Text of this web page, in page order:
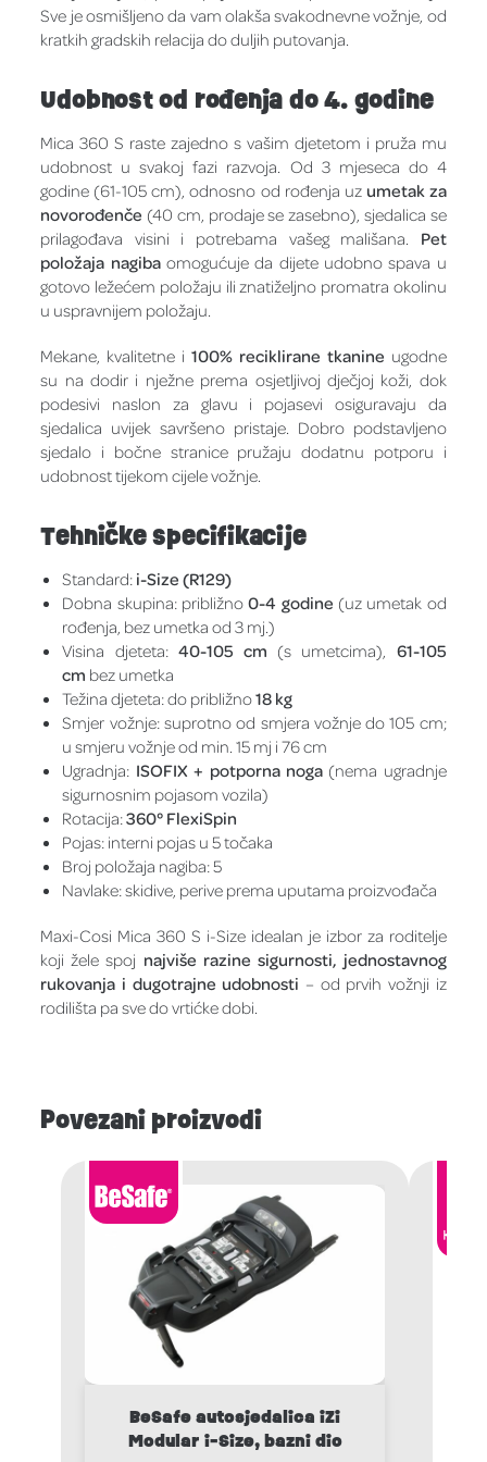
Sve je osmišljeno da vam olakša svakodnevne vožnje, od
kratkih gradskih relacija do duljih putovanja.
Udobnost od rođenja do 4. godine
Mica 360 S raste zajedno s vašim djetetom i pruža mu
udobnost u svakoj fazi razvoja. Od 3 mjeseca do 4
godine (61-105 cm), odnosno od rođenja uz umetak za
novorođenče (40 cm, prodaje se zasebno), sjedalica se
prilagođava visini i potrebama vašeg mališana. Pet
položaja nagibaomogućuje da dijete udobno spava u
gotovo ležećem položaju ili znatiželjno promatra okolinu
u uspravnijem položaju.
Mekane, kvalitetne i 100% reciklirane tkanine ugodne
su na dodir i nježne prema osjetljivoj dječjoj koži, dok
podesivi naslon za glavu i pojasevi osiguravaju da
sjedalica uvijek savršeno pristaje. Dobro podstavljeno
sjedalo i bočne stranice pružaju dodatnu potporu i
udobnost tijekom cijele vožnje.
Tehničke specifikacije
Standard: i-Size (R129)
Dobna skupina: približno0-4 godine (uz umetak od
rođenja, bez umetka od 3 mj.)
Visina djeteta: 40-105 cm (s umetcima), 61-105
cm bez umetka
Težina djeteta: do približno18 kg
Smjer vožnje: suprotno od smjera vožnje do 105 cm;
u smjeru vožnje od min. 15 mj i 76 cm
Ugradnja: ISOFIX + potporna noga(nema ugradnje
sigurnosnim pojasom vozila)
Rotacija:360° FlexiSpin
Pojas: interni pojas u 5 točaka
Broj položaja nagiba: 5
Navlake: skidive, perive prema uputama proizvođača
Maxi-Cosi Mica 360 S i-Size idealan je izbor za roditelje
koji žele spoj najviše razine sigurnosti, jednostavnog
rukovanja i dugotrajne udobnosti – od prvih vožnji iz
rodilišta pa sve do vrtićke dobi.
Povezani proizvodi
BeSafe autosjedalica iZi
Modular i-Size, bazni dio